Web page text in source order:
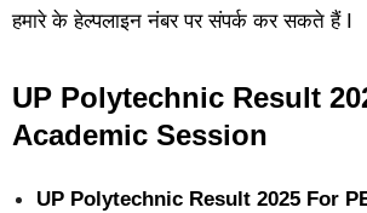
हमारे के हेल्पलाइन नंबर पर संपर्क कर सकते हैं I
UP Polytechnic Result
Academic Session
UP Polytechnic Result 2025 For